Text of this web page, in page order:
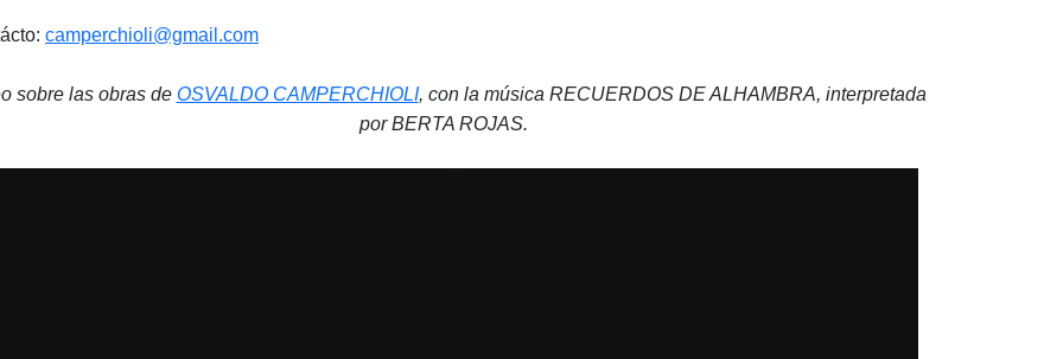
camperchioli@gmail.com
sobre las obras de OSVALDO CAMPERCHIOLI, con la música RECUERDOS DE ALHAMBRA, interpretada
por BERTA ROJAS.